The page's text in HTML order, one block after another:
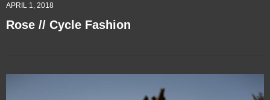
APRIL 1, 2018
Rose // Cycle Fashion